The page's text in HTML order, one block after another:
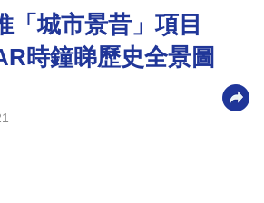
「城市景昔」項目
時鐘睇歷史全景圖